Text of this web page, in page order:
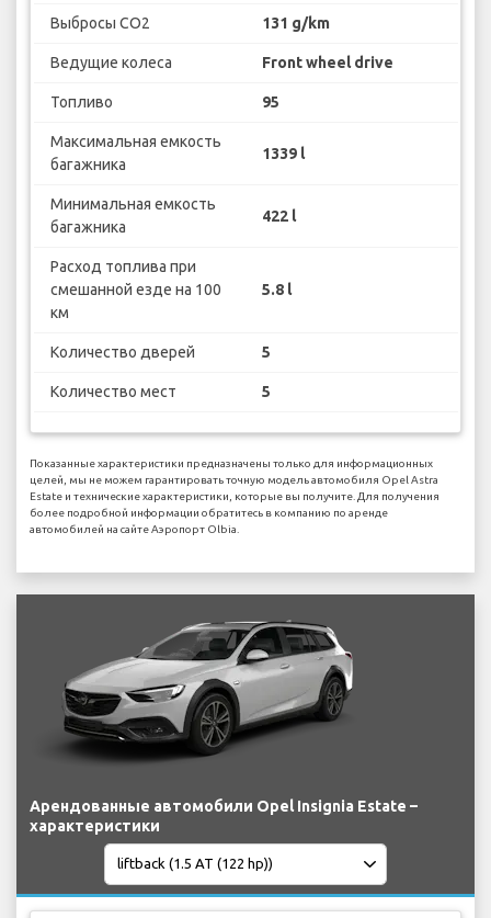
Выбросы CO2 131 g/km
Ведущие колеса Front wheel drive
Топливо 95
Максимальная емкость
багажника
1339 l
Минимальная емкость
багажника
422 l
Расход топлива при
смешанной езде на 100
км
5.8 l
Количество дверей 5
Количество мест 5
Показанные характеристики предназначены только для информационных
целей, мы не можем гарантировать точную модель автомобиля Opel Astra
Estate и технические характеристики, которые вы получите. Для получения
более подробной информации обратитесь в компанию по аренде
автомобилей на сайте Аэропорт Olbia.
Арендованные автомобили Opel Insignia Estate –
характеристики